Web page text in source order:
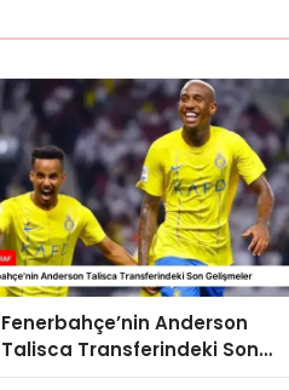
Fenerbahçe’nin Anderson
Talisca Transferindeki Son
Gelişmeler